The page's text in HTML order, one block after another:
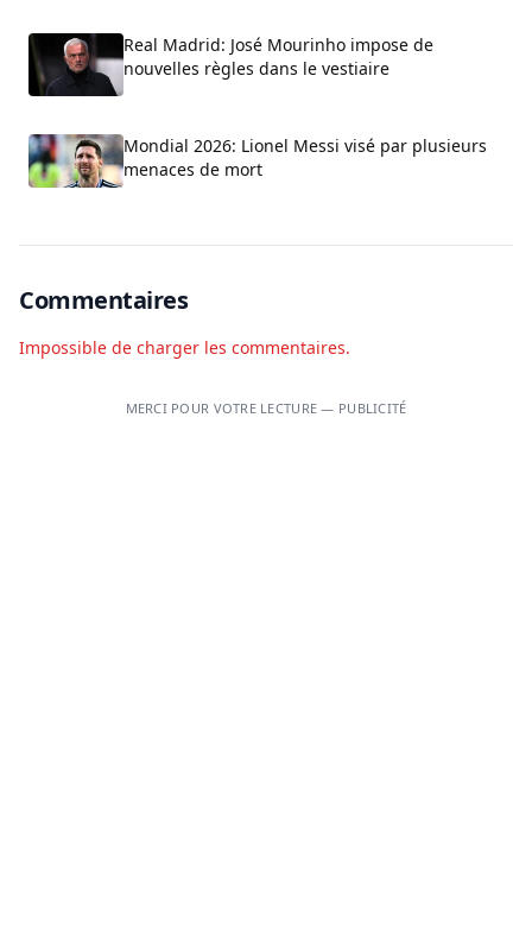
Real Madrid: José Mourinho impose de
nouvelles règles dans le vestiaire
Mondial 2026: Lionel Messi visé par plusieurs
menaces de mort
Commentaires
Impossible de charger les commentaires.
MERCI POUR VOTRE LECTURE — PUBLICITÉ